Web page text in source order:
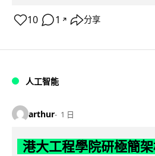
10 1 ↗ 分享
人工智能
arthur 1 日
港大工程學院研極簡